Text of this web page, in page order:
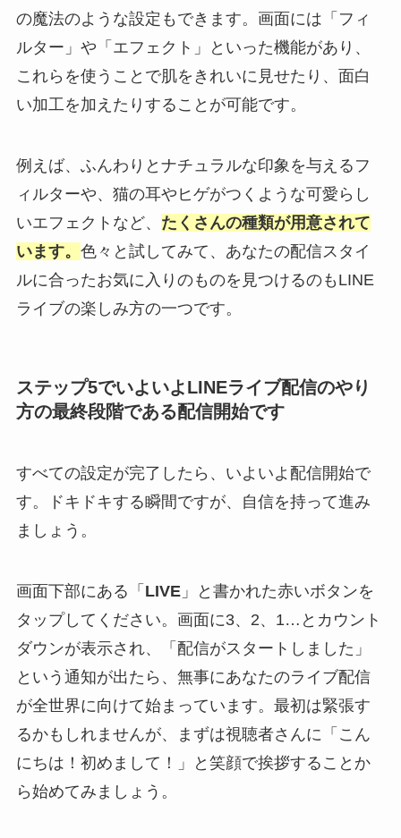
の魔法のような設定もできます。画面には「フィ
ルター」や「エフェクト」といった機能があり、
これらを使うことで肌をきれいに見せたり、面白
い加工を加えたりすることが可能です。
例えば、ふんわりとナチュラルな印象を与えるフ
ィルターや、猫の耳やヒゲがつくような可愛らし
いエフェクトなど、 たくさんの種類が用意されて
います。 色々と試してみて、あなたの配信スタイ
ルに合ったお気に入りのものを見つけるのもLINE
ライブの楽しみ方の一つです。
ステップ5でいよいよLINEライブ配信のやり
方の最終段階である配信開始です
すべての設定が完了したら、いよいよ配信開始で
す。ドキドキする瞬間ですが、自信を持って進み
ましょう。
画面下部にある「 LIVE」と書かれた赤いボタンを
タップしてください。画面に3、2、1…とカウント
ダウンが表示され、「配信がスタートしました」
という通知が出たら、無事にあなたのライブ配信
が全世界に向けて始まっています。最初は緊張す
るかもしれませんが、まずは視聴者さんに「こん
にちは！初めまして！」と笑顔で挨拶することか
ら始めてみましょう。